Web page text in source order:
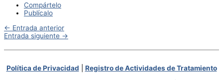
Compártelo
Publícalo
← Entrada anterior
Entrada siguiente →
Política de Privacidad
Registro de Actividades de Tratamiento